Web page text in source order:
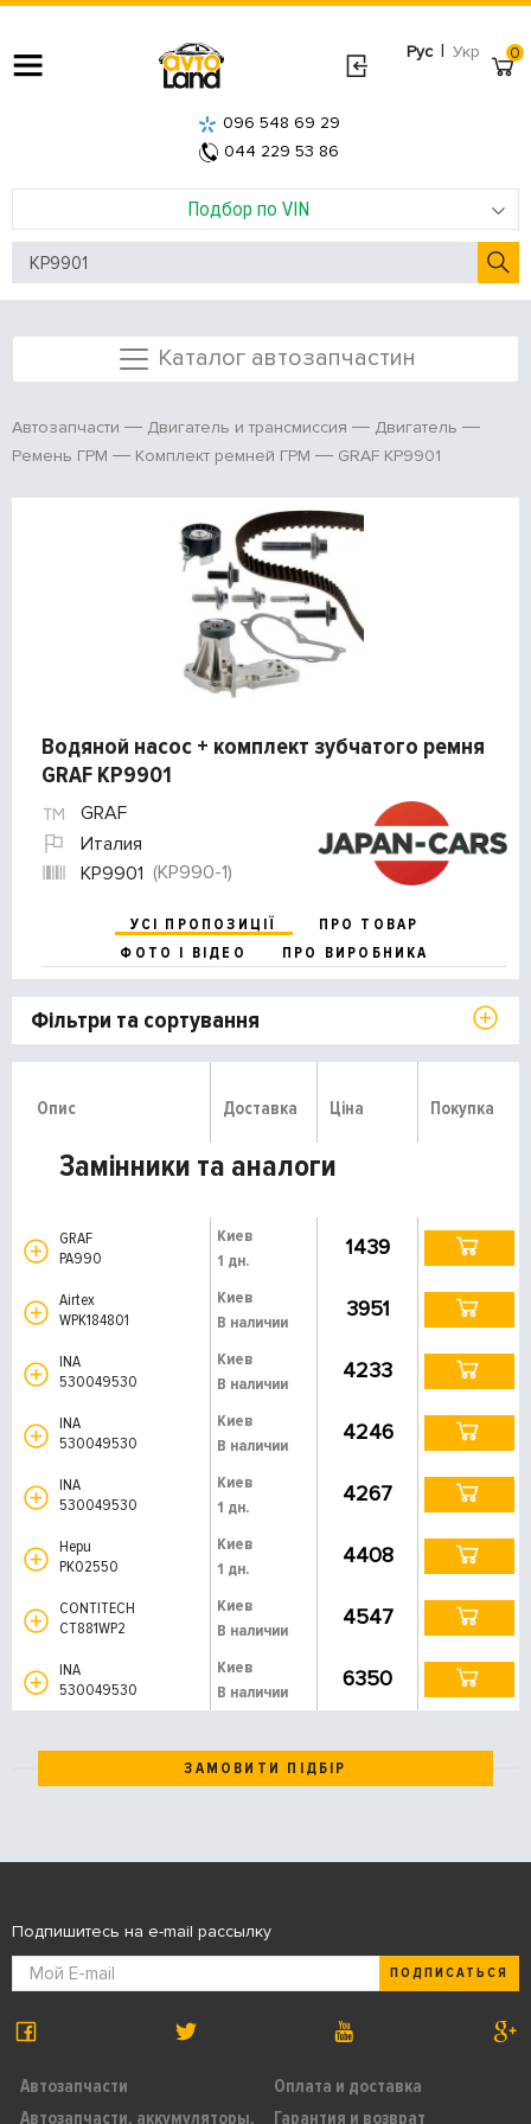
Рус | Укр
Подбор по VIN
096 548 69 29
044 229 53 86
0
Каталог автозапчастин
Автозапчасти Двигатель и трансмиссия
Двигатель
Ремень ГРМ
Комплект ремней ГРМ GRAF KP9901
Водяной насос + комплект зубчатого ремня
GRAF KP9901
GRAF
Италия
KP9901 (KP990-1)
УСІ ПРОПОЗИЦІЇ
ПРО ТОВАР
ФОТО І ВІДЕО
ПРО ВИРОБНИКА
Фільтри та сортування
Опис Доставка Ціна Покупка
Замінники та аналоги
GRAF
PA990
Киев
1 дн.
1439
Airtex
WPK184801
Киев
В наличии
3951
INA
530049530
Киев
В наличии
4233
INA
530049530
Киев
В наличии
4246
INA
530049530
Киев
1 дн.
4267
Hepu
PK02550
Киев
1 дн.
4408
CONTITECH
CT881WP2
Киев
В наличии
4547
INA
530049530
Киев
В наличии
6350
ЗАМОВИТИ ПІДБІР
Автозапчасти
Автозапчасти, аккумуляторы,
Оплата и доставка
Гарантия и возврат
Подпишитесь на e-mail рассылку
ПОДПИСАТЬСЯ